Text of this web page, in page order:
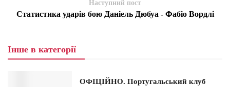
Наступний пост
Статистика ударів бою Даніель Дюбуа - Фабіо Вордлі
Інше в категорії
ОФІЦІЙНО. Португальський клуб